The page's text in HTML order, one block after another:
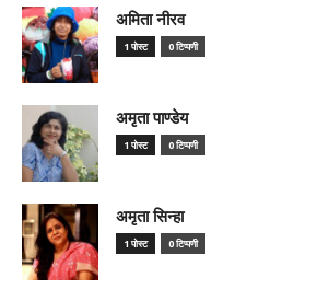
अमिता नीरव
1 पोस्ट 0 टिप्पणी
अमृता पाण्डेय
1 पोस्ट 0 टिप्पणी
अमृता सिन्हा
1 पोस्ट 0 टिप्पणी